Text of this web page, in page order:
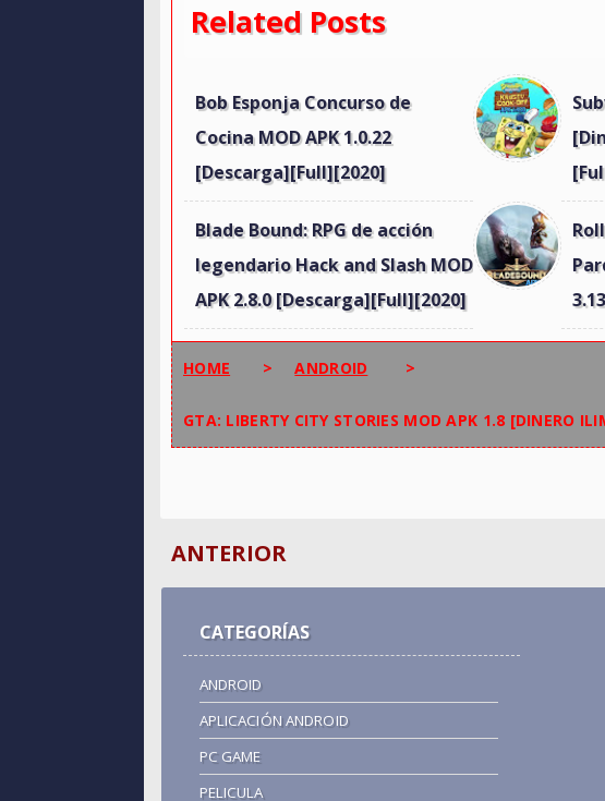
Related Posts
Bob Esponja Concurso de
Cocina MOD APK 1.0.22
[Descarga][Full][2020]
Blade Bound: RPG de acción
legendario Hack and Slash MOD
APK 2.8.0 [Descarga][Full][2020]
HOME > ANDROID >
GTA: LIBERTY CITY STORIES MOD APK 1.8 [DINERO
ANTERIOR
CATEGORÍAS
ANDROID
APLICACIÓN ANDROID
PC GAME
PELICULA